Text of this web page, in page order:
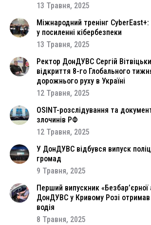
13 Травня, 2025
Міжнародний тренінг
у посиленні кібербезпеки
13 Травня, 2025
Ректор ДонДУВС Сергій
відкриття 8-го Глобального
дорожнього руху в Україні
12 Травня, 2025
OSINT-розслідування та
злочинів РФ
12 Травня, 2025
У ДонДУВС відбувся випуск
громад
9 Травня, 2025
Перший випускник
ДонДУВС у Кривому Розі отримав
водія
8 Травня, 2025